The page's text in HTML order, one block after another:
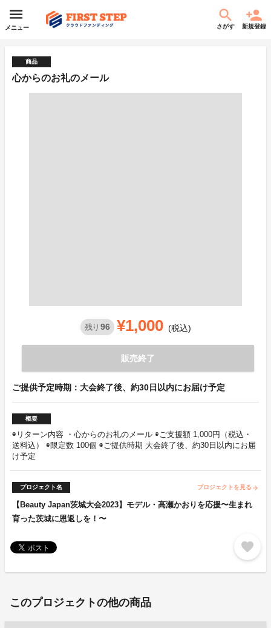
メニュー さがす 新規登録
商品
心からのお礼のメール
残り 96 ¥1,000 (税込)
販売終了
ご提供予定時期：大会終了後、約30日以内にお届け予定
概要
◉リターン内容 ・心からのお礼のメール ◉ご支援額 1,000円（税込・
送料込） ◉限定数 100個 ◉ご提供時期 大会終了後、約30日以内にお届
け予定
プロジェクト名 プロジェクトを見る arrow_forward
【Beauty Japan茨城大会2023】モデル・高瀬かおりを応援〜生まれ
育った茨城に恩返しを！〜
favorite
このプロジェクトの他の商品